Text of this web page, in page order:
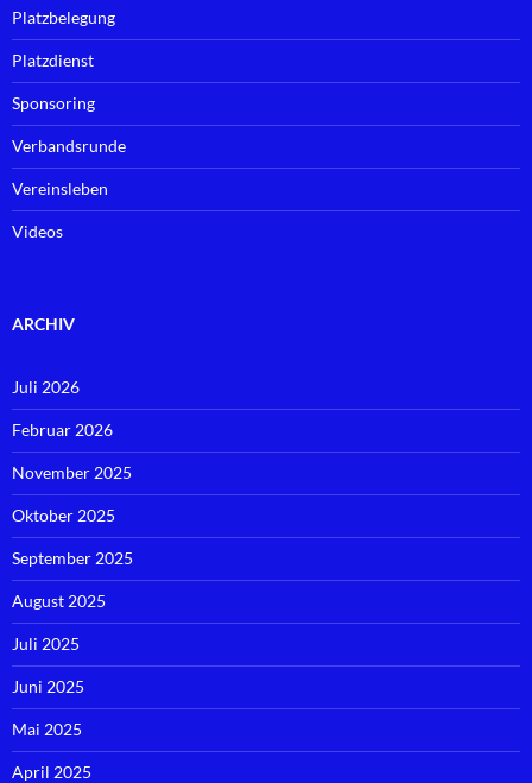
Platzbelegung
Platzdienst
Sponsoring
Verbandsrunde
Vereinsleben
Videos
ARCHIV
Juli 2026
Februar 2026
November 2025
Oktober 2025
September 2025
August 2025
Juli 2025
Juni 2025
Mai 2025
April 2025